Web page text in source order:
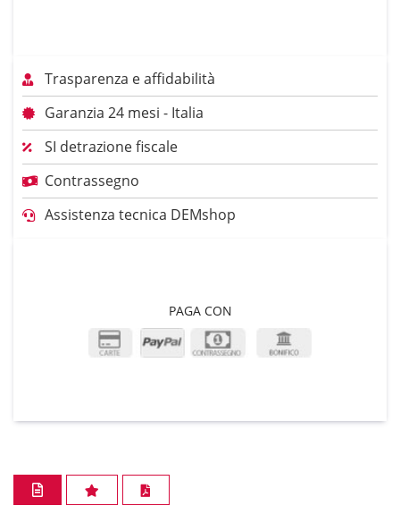
Trasparenza e affidabilità
Garanzia 24 mesi - Italia
SI detrazione fiscale
Contrassegno
Assistenza tecnica DEMshop
PAGA CON